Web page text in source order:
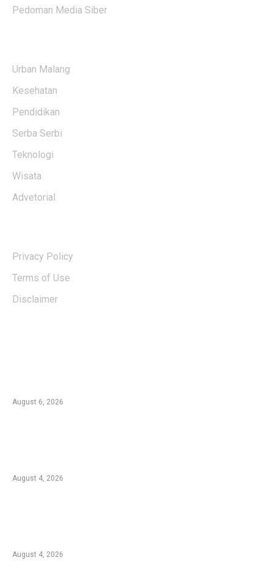
Pedoman Media Siber
Urban Malang
Kesehatan
Pendidikan
Serba Serbi
Teknologi
Wisata
Advetorial
Privacy Policy
Terms of Use
Disclaimer
August 6, 2026
August 4, 2026
August 4, 2026